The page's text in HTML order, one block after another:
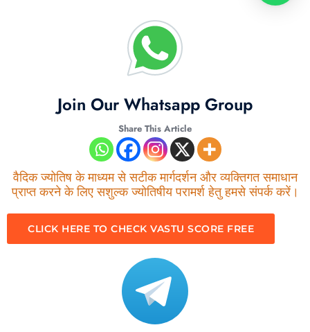
Join Our Whatsapp Group
Share This Article
वैदिक ज्योतिष के माध्यम से सटीक मार्गदर्शन और व्यक्तिगत समाधान
प्राप्त करने के लिए सशुल्क ज्योतिषीय परामर्श हेतु हमसे संपर्क करें।
CLICK HERE TO CHECK VASTU SCORE FREE